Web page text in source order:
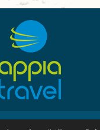
© 2017 - 2026